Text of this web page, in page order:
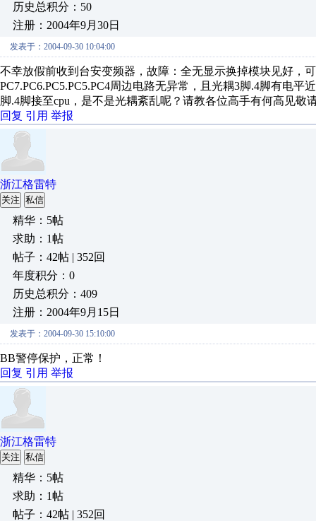
历史总积分：50
注册：2004年9月30日
发表于：2004-09-30 10:04:00
不幸放假前收到台安变频器，故障：全无显示换掉模块见好，
PC7.PC6.PC5.PC5.PC4周边电路无异常，且光耦3脚.4脚有电
脚.4脚接至cpu，是不是光耦紊乱呢？请教各位高手有何高见敬
回复 引用 举报
浙江格雷特
关注 私信
精华：5帖
求助：1帖
帖子：42帖 | 352回
年度积分：0
历史总积分：409
注册：2004年9月15日
发表于：2004-09-30 15:10:00
BB警停保护，正常！
回复 引用 举报
浙江格雷特
关注 私信
精华：5帖
求助：1帖
帖子：42帖 | 352回